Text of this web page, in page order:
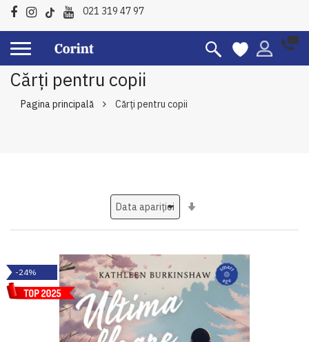
021 319 47 97
Cărți pentru copii
Pagina principală Cărți pentru copii
-24%